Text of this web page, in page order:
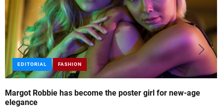
EDITORIAL FASHION
Margot Robbie has become the poster girl for new-age
elegance